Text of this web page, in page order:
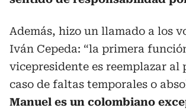
Además, hizo un llamado a los
Iván Cepeda: “la primera
vicepresidente es reemplazar al
caso de faltas temporales o
Manuel es un colombiano